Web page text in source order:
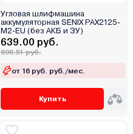
Угловая шлифмашина
аккумуляторная SENIX PAX2125-
M2-EU (без АКБ и ЗУ)
639.00 руб.
696.51 руб.
от 16 руб. руб./мес.
Купить